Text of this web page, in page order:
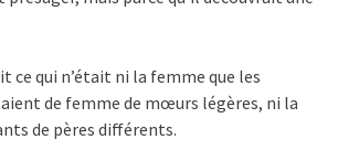
ce qui n’était ni la femme que les
de femme de mœurs légères, ni la
de pères différents.